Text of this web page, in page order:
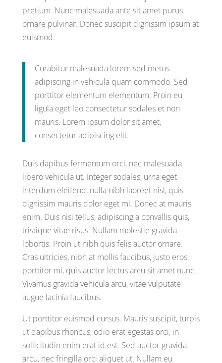
pretium. Nunc malesuada ante sit amet purus
ornare pulvinar. Donec suscipit dignissim ipsum at
euismod.
Curabitur malesuada lorem sed metus
adipiscing in vehicula quam commodo. Sed
porttitor elementum elementum. Proin eu
ligula eget leo consectetur sodales et non
mauris. Lorem ipsum dolor sit amet,
consectetur adipiscing elit.
Duis dapibus fermentum orci, nec malesuada
libero vehicula ut. Integer sodales, urna eget
interdum eleifend, nulla nibh laoreet nisl, quis
dignissim mauris dolor eget mi. Donec at mauris
enim. Duis nisi tellus, adipiscing a convallis quis,
tristique vitae risus. Nullam molestie gravida
lobortis. Proin ut nibh quis felis auctor ornare.
Cras ultricies, nibh at mollis faucibus, justo eros
porttitor mi, quis auctor lectus arcu sit amet nunc.
Vivamus gravida vehicula arcu, vitae vulputate
augue lacinia faucibus.
Ut porttitor euismod cursus. Mauris suscipit, turpis
ut dapibus rhoncus, odio erat egestas orci, in
sollicitudin enim erat id est. Sed auctor gravida
arcu, nec fringilla orci aliquet ut. Nullam eu